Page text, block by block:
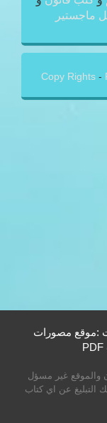
ماجستير
Copy Rights -
:موقع مصورات
والموقع غير مسؤل
عن اي كتاب